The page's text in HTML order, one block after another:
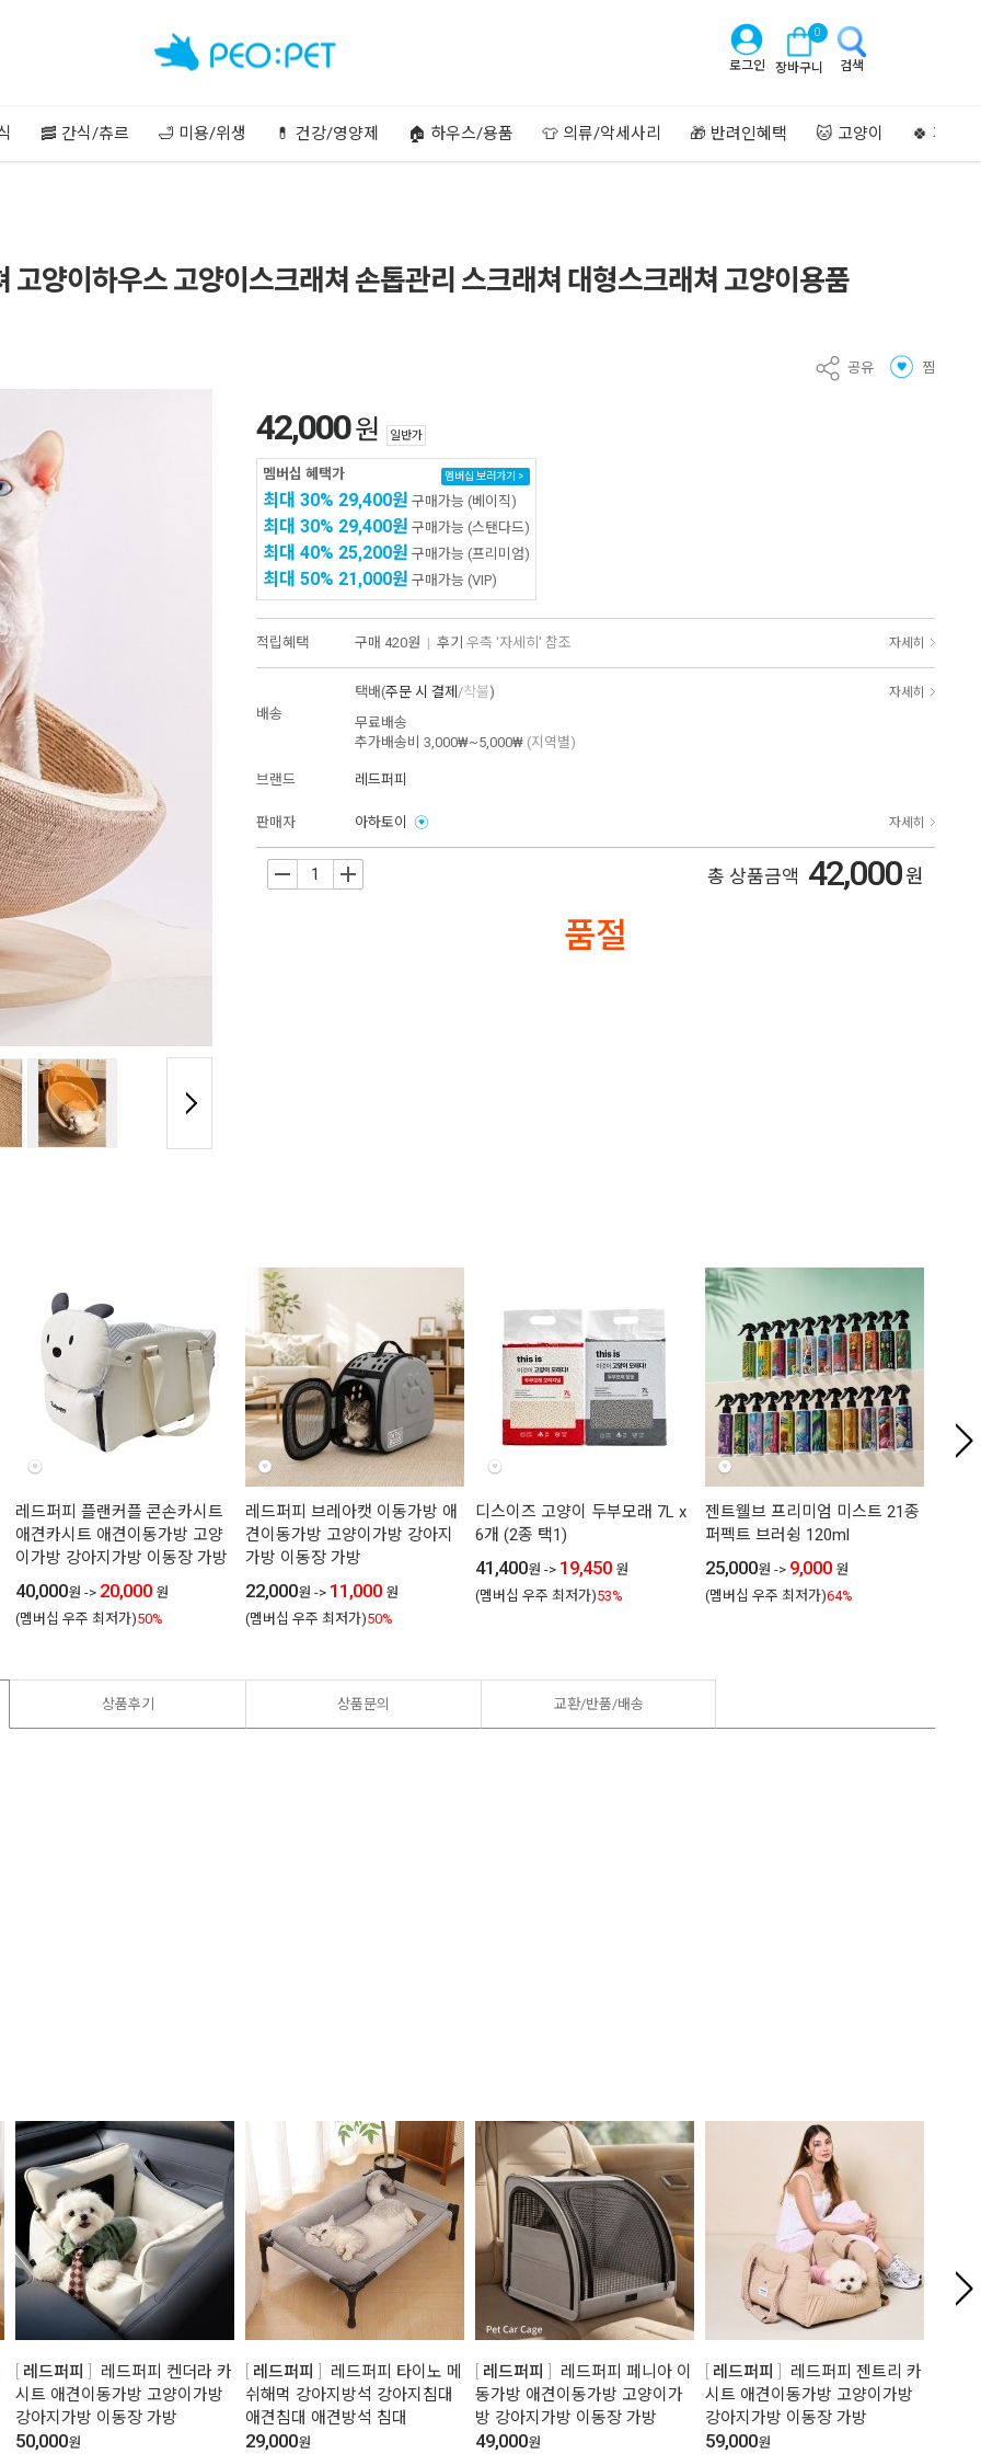
로그인 장바구니
0
검색
🥓 간식/츄르 🛁 미용/위생 💊 건강/영양제 🏠 하우스/용품 👕 의류/악세사리 🎁 반려인혜택 🐱 고양이 🍀 페이
고양이하우스 고양이스크래쳐 손톱관리 스크래쳐 대형스크래쳐 고양이용품
공유 찜
42,000원 일반가
멤버십 혜택가 멤버십 보러가기 >
최대 30% 29,400원 구매가능 (베이직)
최대 30% 29,400원 구매가능 (스탠다드)
최대 40% 25,200원 구매가능 (프리미엄)
최대 50% 21,000원 구매가능 (VIP)
적립혜택 구매 420원 | 후기 우측 '자세히' 참조 자세히
배송
택배(주문 시 결제 /착불) 자세히
무료배송
추가배송비 3,000₩~5,000₩ (지역별)
브랜드 레드퍼피
판매자 아하토이 자세히
+ 총 상품금액 42,000원
품절
레드퍼피 플랜커플 콘손카시트
애견카시트 애견이동가방 고양
이가방 강아지가방 이동장 가방
40,000원 -> 20,000 원
(멤버십 우주 최저가)50%
레드퍼피 브레아캣 이동가방 애
견이동가방 고양이가방 강아지
가방 이동장 가방
22,000원 -> 11,000 원
(멤버십 우주 최저가)50%
디스이즈 고양이 두부모래 7L x
6개 (2종 택1)
41,400원 -> 19,450 원
(멤버십 우주 최저가)53%
젠트웰브 프리미엄 미스트 21종
퍼펙트 브러슁 120ml
25,000원 -> 9,000 원
(멤버십 우주 최저가)64%
상품후기 상품문의 교환/반품/배송
레드퍼피
레드퍼피 켄더라 카
시트 애견이동가방 고양이가방
강아지가방 이동장 가방
50,000원
레드퍼피
레드퍼피 타이노 메
쉬해먹 강아지방석 강아지침대
애견침대 애견방석 침대
29,000원
레드퍼피
레드퍼피 페니아 이
동가방 애견이동가방 고양이가
방 강아지가방 이동장 가방
49,000원
레드퍼피
레드퍼피 젠트리 카
시트 애견이동가방 고양이가방
강아지가방 이동장 가방
59,000원